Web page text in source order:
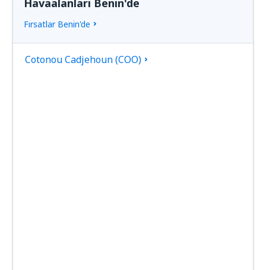
Havaalanları Benin'de
Fırsatlar Benin'de
Cotonou Cadjehoun (COO)